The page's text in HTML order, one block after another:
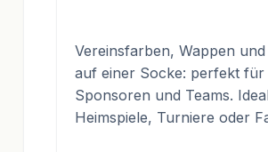
Vereinsfarben, Wappen und
auf einer Socke: perfekt für
Sponsoren und Teams.
Heimspiele, Turniere oder